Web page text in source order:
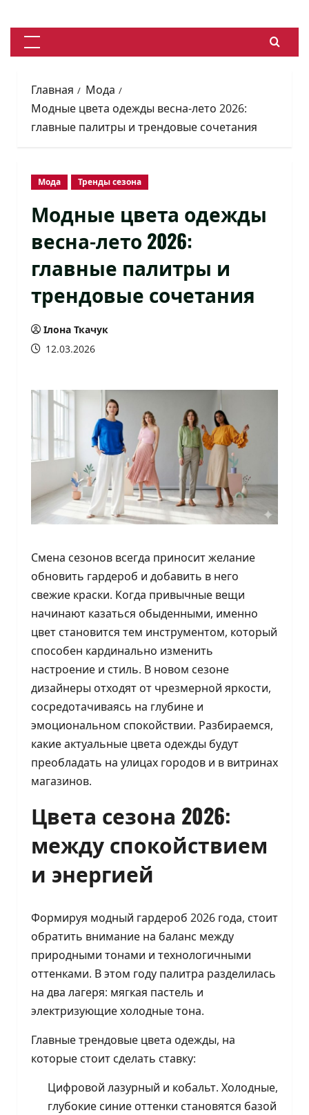
к
содержимому
Основное
Главная
Мода
Модные цвета одежды весна-лето 2026:
главные палитры и трендовые сочетания
Мода Тренды сезона
Модные цвета одежды
весна-лето 2026:
главные палитры и
трендовые сочетания
Ілона Ткачук
12.03.2026
Смена сезонов всегда приносит желание
обновить гардероб и добавить в него
свежие краски. Когда привычные вещи
начинают казаться обыденными, именно
цвет становится тем инструментом, который
способен кардинально изменить
настроение и стиль. В новом сезоне
дизайнеры отходят от чрезмерной яркости,
сосредотачиваясь на глубине и
эмоциональном спокойствии. Разбираемся,
какие актуальные цвета одежды будут
преобладать на улицах городов и в витринах
магазинов.
Цвета сезона 2026:
между спокойствием
и энергией
Формируя модный гардероб 2026 года, стоит
обратить внимание на баланс между
природными тонами и технологичными
оттенками. В этом году палитра разделилась
на два лагеря: мягкая пастель и
электризующие холодные тона.
Главные трендовые цвета одежды, на
которые стоит сделать ставку:
Цифровой лазурный и кобальт. Холодные,
глубокие синие оттенки становятся базой